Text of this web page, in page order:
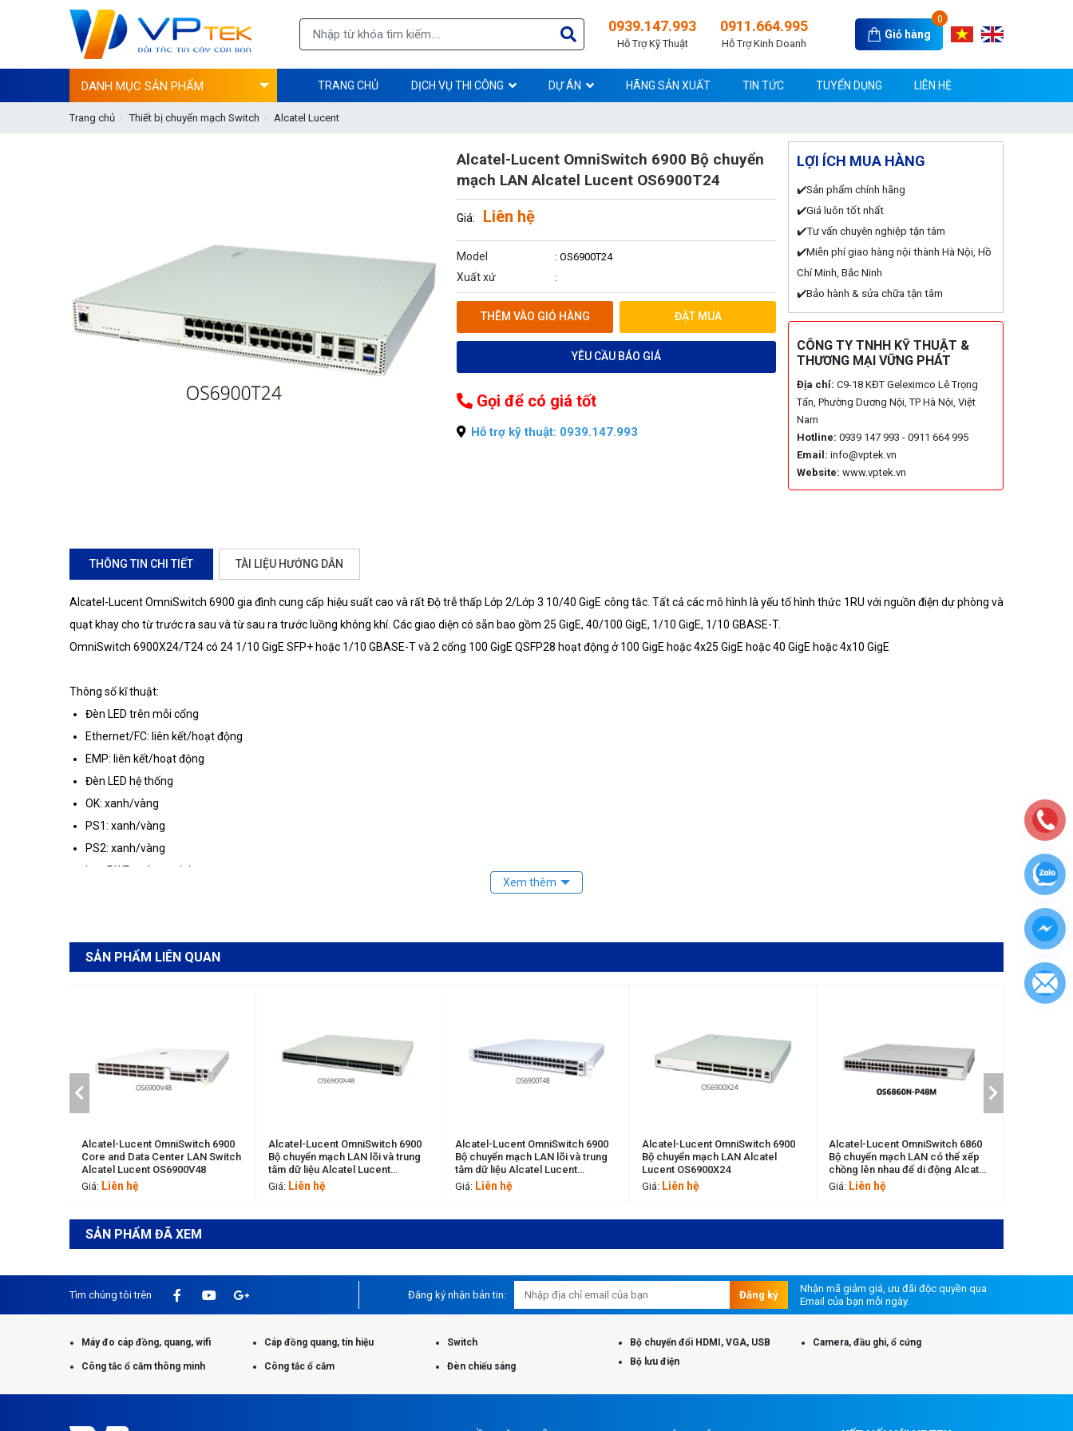
0939.147.993
Hỗ Trợ Kỹ Thuật
0911.664.995
Hỗ Trợ Kinh Doanh
0
Giỏ hàng
DANH MỤC SẢN PHẨM TRANG CHỦ DỊCH VỤ THI CÔNG DỰ ÁN HÃNG SẢN XUẤT TIN TỨC TUYỂN DỤNG LIÊN HỆ
Trang chủ Thiết bị chuyển mạch Switch Alcatel Lucent
Alcatel-Lucent OmniSwitch 6900 Bộ chuyển
mạch LAN Alcatel Lucent OS6900T24
Giá: Liên hệ
Model : OS6900T24
Xuất xứ :
THÊM VÀO GIỎ HÀNG ĐẶT MUA
YÊU CẦU BÁO GIÁ
Gọi để có giá tốt
Hỗ trợ kỹ thuật: 0939.147.993
LỢI ÍCH MUA HÀNG
✔️Sản phẩm chính hãng
✔️Giá luôn tốt nhất
✔️Tư vấn chuyên nghiệp tận tâm
✔️Miễn phí giao hàng nội thành Hà Nội, Hồ
Chí Minh, Bắc Ninh
✔️Bảo hành & sửa chữa tận tâm
CÔNG TY TNHH KỸ THUẬT &
THƯƠNG MẠI VỮNG PHÁT
Địa chỉ: C9-18 KĐT Geleximco Lê Trọng
Tấn, Phường Dương Nội, TP Hà Nội, Việt
Nam
Hotline: 0939 147 993 - 0911 664 995
Email: info@vptek.vn
Website: www.vptek.vn
THÔNG TIN CHI TIẾT TÀI LIỆU HƯỚNG DẪN
Alcatel-Lucent OmniSwitch 6900 gia đình cung cấp hiệu suất cao và rất Độ trễ thấp Lớp 2/Lớp 3 10/40 GigE công tắc. Tất cả các mô hình là yếu tố hình thức 1RU với nguồn điện dự phòng và
quạt khay cho từ trước ra sau và từ sau ra trước luồng không khí. Các giao diện có sẵn bao gồm 25 GigE, 40/100 GigE, 1/10 GigE, 1/10 GBASE-T.
OmniSwitch 6900X24/T24 có 24 1/10 GigE SFP+ hoặc 1/10 GBASE-T và 2 cổng 100 GigE QSFP28 hoạt động ở 100 GigE hoặc 4x25 GigE hoặc 40 GigE hoặc 4x10 GigE
Thông số kĩ thuật:
Đèn LED trên mỗi cổng
Ethernet/FC: liên kết/hoạt động
EMP: liên kết/hoạt động
Đèn LED hệ thống
OK: xanh/vàng
PS1: xanh/vàng
PS2: xanh/vàng
Lưu PWR: màu xanh lục
SẢN PHẨM LIÊN QUAN
Alcatel-Lucent OmniSwitch 6900
Bộ chuyển mạch LAN lõi và trung
tâm dữ liệu Alcatel Lucent
OS6900X48
Giá:Liên hệ
Alcatel-Lucent OmniSwitch 6900
Bộ chuyển mạch LAN lõi và trung
tâm dữ liệu Alcatel Lucent
OS6900T48
Giá:Liên hệ
Alcatel-Lucent OmniSwitch 6900
Bộ chuyển mạch LAN Alcatel
Lucent OS6900X24
Giá:Liên hệ
Alcatel-Lucent OmniSwitch 6860
Bộ chuyển mạch LAN có thể xếp
chồng lên nhau để di động Alcatel
Lucent OS6860N-P48M
Giá:Liên hệ
Alcatel-Lucent OmniSwitch 6860
Bộ chuyển mạch LAN có thể xếp
chồng lên nhau để di động Alcatel
Lucent OS6860N-P48Z
Giá:Liên hệ
SẢN PHẨM ĐÃ XEM
Tìm chúng tôi trên Đăng ký nhận bản tin: Đăng ký
Nhận mã giảm giá, ưu đãi độc quyền qua
Email của bạn mỗi ngày.
Máy đo cáp đồng, quang, wifi Cáp đồng quang, tín hiệu Switch Bộ chuyển đổi HDMI, VGA, USB Camera, đầu ghi, ổ cứng
Công tắc ổ cắm thông minh Công tắc ổ cắm Đèn chiếu sáng Bộ lưu điện